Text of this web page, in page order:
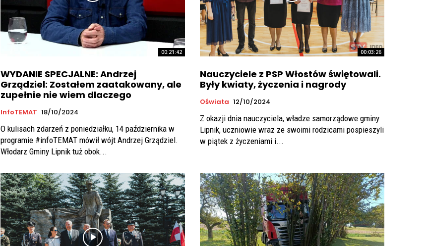
00:21:42
WYDANIE SPECJALNE: Andrzej
Grządziel: Zostałem zaatakowany, ale
zupełnie nie wiem dlaczego
InfoTEMAT 18/10/2024
O kulisach zdarzeń z poniedziałku, 14 października w
programie #infoTEMAT mówił wójt Andrzej Grządziel.
Włodarz Gminy Lipnik tuż obok...
00:03:26
Nauczyciele z PSP Włostów świętowali.
Były kwiaty, życzenia i nagrody
Oświata 12/10/2024
Z okazji dnia nauczyciela, władze samorządowe gminy
Lipnik, uczniowie wraz ze swoimi rodzicami pospieszyli
w piątek z życzeniami i...